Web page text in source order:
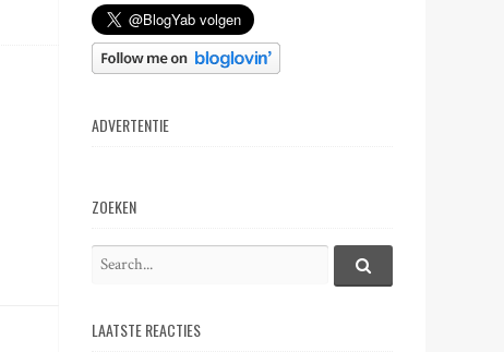
ADVERTENTIE
ZOEKEN
r
S
LAATSTE REACTIES